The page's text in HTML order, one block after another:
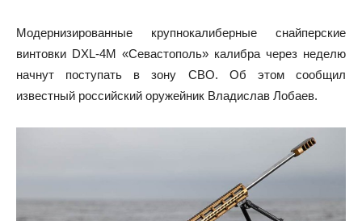
Модернизированные крупнокалиберные снайперские
винтовки DXL-4M «Севастополь» калибра через неделю
начнут поступать в зону СВО. Об этом сообщил
известный российский оружейник Владислав Лобаев.